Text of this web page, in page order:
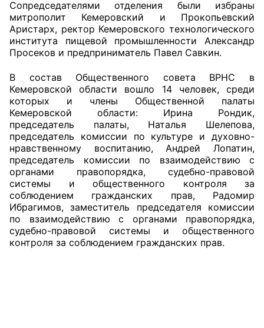
Сопредседателями отделения были избраны
митрополит Кемеровский и Прокопьевский
Аристарх, ректор Кемеровского технологического
института пищевой промышленности Александр
Просеков и предприниматель Павел Савкин.
В состав Общественного совета ВРНС в
Кемеровской области вошло 14 человек, среди
которых и члены Общественной палаты
Кемеровской области: Ирина Рондик,
председатель палаты, Наталья Шелепова,
председатель комиссии по культуре и духовно-
нравственному воспитанию, Андрей Лопатин,
председатель комиссии по взаимодействию с
органами правопорядка, судебно-правовой
системы и общественного контроля за
соблюдением гражданских прав, Радомир
Ибрагимов, заместитель председателя комиссии
по взаимодействию с органами правопорядка,
судебно-правовой системы и общественного
контроля за соблюдением гражданских прав.